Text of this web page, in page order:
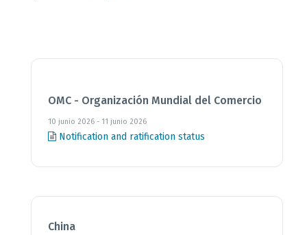
OMC - Organización Mundial del Comercio
10 junio 2026 - 11 junio 2026
Notification and ratification status
China